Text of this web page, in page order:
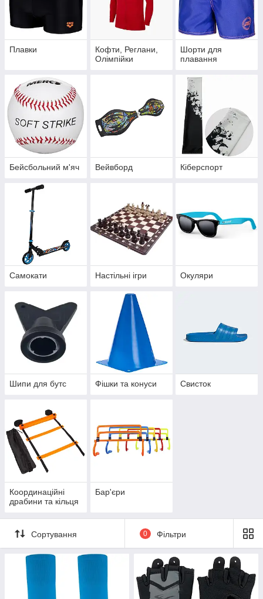
Плавки
Кофти, Реглани,
Олімпійки
Шорти для
плавання
Бейсбольний м'яч Вейвборд Кіберспорт
Самокати Настільні ігри Окуляри
Шипи для бутс Фішки та конуси Свисток
Координаційні
драбини та кільця
Бар'єри
Сортування 0 Фільтри